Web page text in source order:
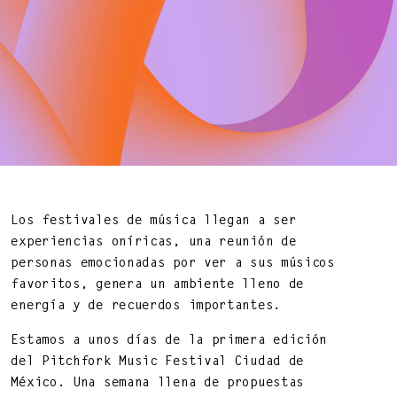
DNA ON INSTAGRAM DNA ON PINTEREST
Los festivales de música llegan a ser
experiencias oníricas, una reunión de
personas emocionadas por ver a sus músicos
favoritos, genera un ambiente lleno de
energía y de recuerdos importantes.
Estamos a unos días de la primera edición
del Pitchfork Music Festival Ciudad de
México. Una semana llena de propuestas